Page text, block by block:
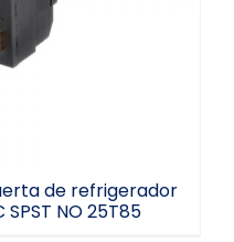
de refrigerador
NO 25T85